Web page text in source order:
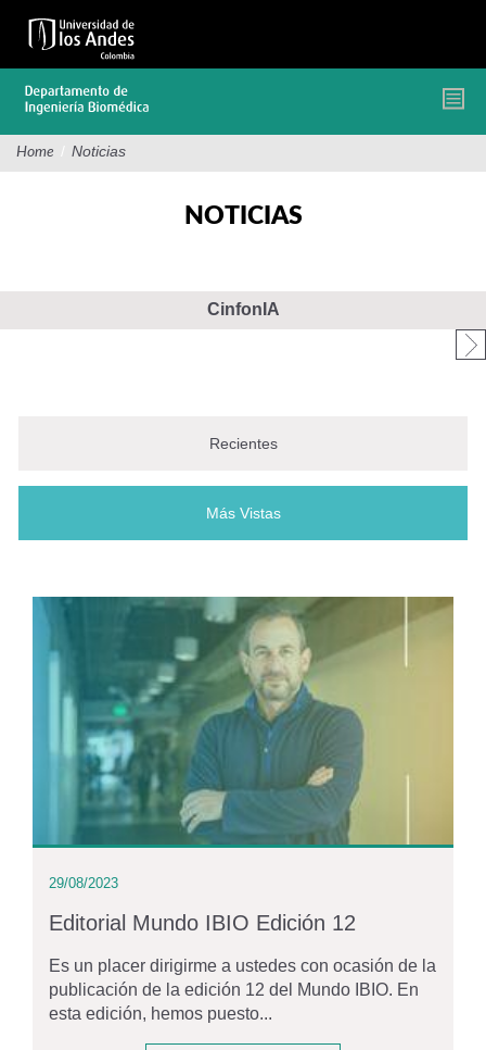
contenido
Home / Noticias
NOTICIAS
CinfonIA
Recientes
Más Vistas(solapa activa)
29/08/2023
Editorial Mundo IBIO Edición 12
Es un placer dirigirme a ustedes con ocasión de la
publicación de la edición 12 del Mundo IBIO. En
esta edición, hemos puesto...